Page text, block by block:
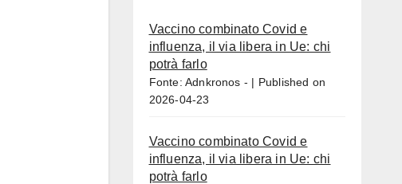
Vaccino combinato Covid e
influenza, il via libera in Ue: chi
potrà farlo
Fonte: Adnkronos -
Published on
2026-04-23
Vaccino combinato Covid e
influenza, il via libera in Ue: chi
potrà farlo